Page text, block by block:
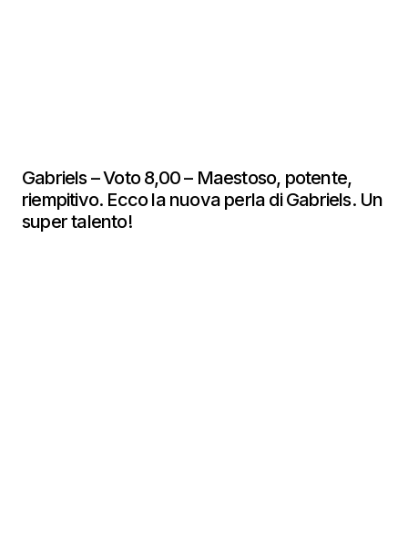
Gabriels – Voto 8,00 – Maestoso, potente,
riempitivo. Ecco la nuova perla di Gabriels. Un
super talento!